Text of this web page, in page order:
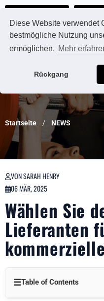
Diese Website verwendet
bestmögliche Nutzung
ermöglichen. Mehr
Rückgang
Startseite NEWS
VON SARAH HENRY
06 MÄR, 2025
Wählen Sie
Lieferanten
☰Table of Contents